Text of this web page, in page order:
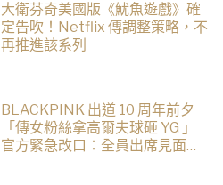
大衛芬奇美國版《魷魚遊戲》確
定告吹！Netflix 傳調整策略，不
再推進該系列
BLACKPINK 出道 10 周年前夕
「傳女粉絲拿高爾夫球砸 YG 」
官方緊急改口：全員出席見面